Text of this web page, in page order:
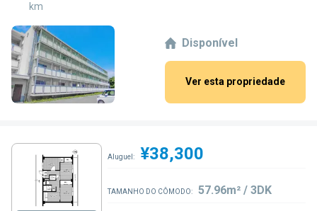
km
Disponível
Ver esta propriedade
Aluguel: ¥38,300
TAMANHO DO CÔMODO: 57.96m² / 3DK